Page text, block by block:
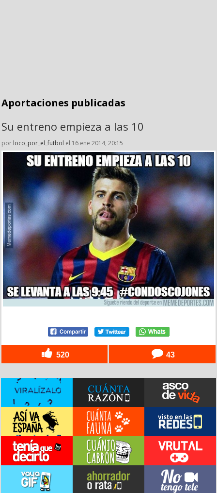
Aportaciones publicadas
Su entreno empieza a las 10
por loco_por_el_futbol el 16 ene 2014, 20:15
520 43